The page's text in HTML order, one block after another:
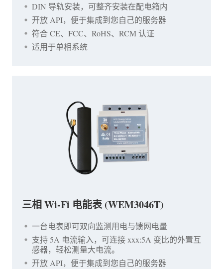
DIN 导轨安装，可整齐安装在配电箱内
开放 API，便于集成到您自己的服务器
符合 CE、FCC、RoHS、RCM 认证
适用于单相系统
三相 Wi-Fi 电能表 (WEM3046T)
一台电表即可双向监测用电与馈网电量
支持 5A 电流输入，可连接 xxx:5A 变比的外置互
感器，轻松测量大电流。
开放 API，便于集成到您自己的服务器